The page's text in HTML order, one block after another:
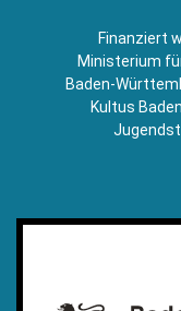
Finanziert
Ministerium
Baden-
Kultus